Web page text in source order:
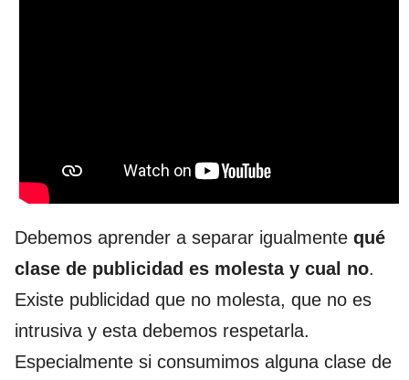
Debemos aprender a separar igualmente qué
clase de publicidad es molesta y cual no.
Existe publicidad que no molesta, que no es
intrusiva y esta debemos respetarla.
Especialmente si consumimos alguna clase de